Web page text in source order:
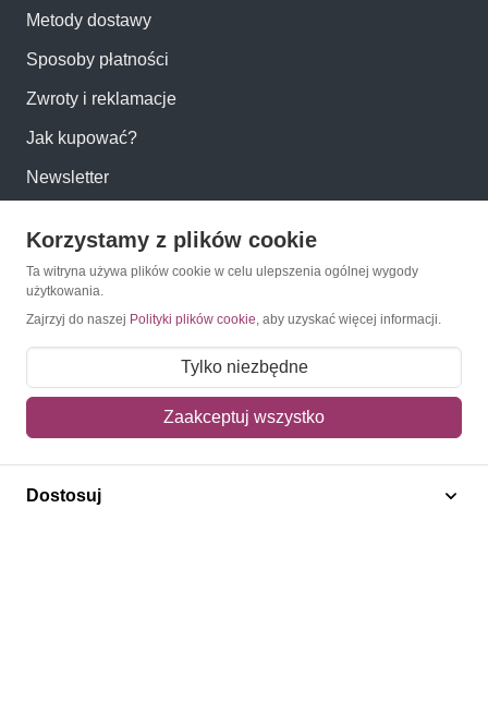
Metody dostawy
Sposoby płatności
Zwroty i reklamacje
Jak kupować?
Newsletter
Konto
Moje konto
Mój koszyk
Polecamy
Korzystamy z plików cookie
Ta witryna używa plików cookie w celu ulepszenia ogólnej wygody
użytkowania.
Zajrzyj do naszej Polityki plików cookie, aby uzyskać więcej informacji.
Tylko niezbędne
Zaakceptuj wszystko
Dostosuj